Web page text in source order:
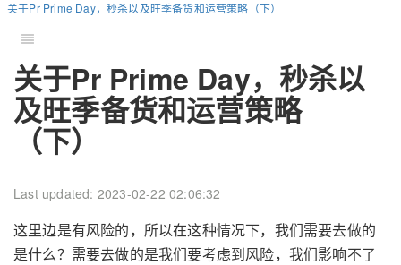
关于Pr Prime Day，秒杀以及旺季备货和运营策略（下）
关于Pr Prime Day，秒杀以
及旺季备货和运营策略
（下）
Last updated: 2023-02-22 02:06:32
这里边是有风险的，所以在这种情况下，我们需要去做的
是什么？需要去做的是我们要考虑到风险，我们影响不了